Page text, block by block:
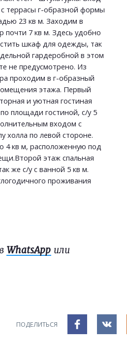
террасы г-образной формы
23 кв м. Заходим в
почти 7 кв м. Здесь удобно
шкаф для одежды, так
гардеробной в этом
не предусмотрено. Из
проходим в г-образный
этажа. Первый
и уютная гостиная
площади гостиной, с/у 5
входом с
холла по левой стороне.
4 кв м, расположенную под
этаж спальная
же с/у с ванной 5 кв м.
проживания
WhatsApp или
ПОДЕЛИТЬСЯ